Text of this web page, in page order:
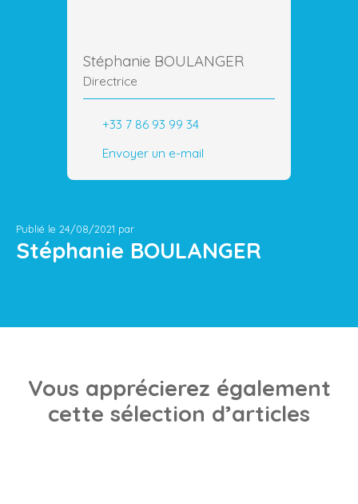
Stéphanie BOULANGER
Directrice
+33 7 86 93 99 34
Envoyer un e-mail
Publié le 24/08/2021 par
Stéphanie BOULANGER
Vous apprécierez également
cette sélection d’articles